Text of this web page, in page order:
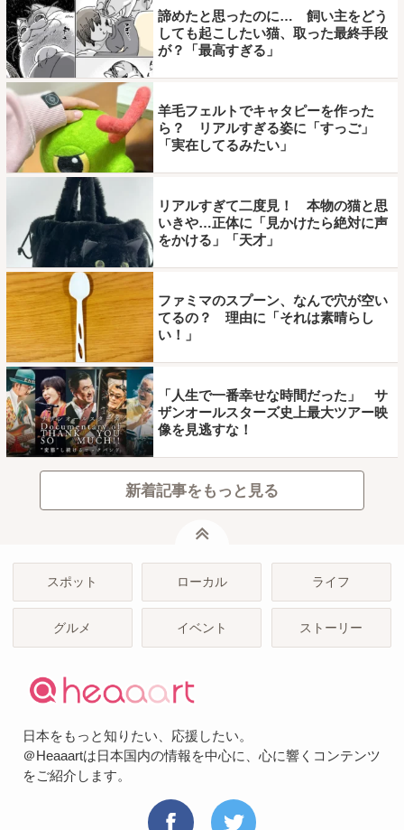
諦めたと思ったのに… 飼い主をどう
しても起こしたい猫、取った最終手段
が？「最高すぎる」
羊毛フェルトでキャタピーを作った
ら？ リアルすぎる姿に「すっご」
「実在してるみたい」
リアルすぎて二度見！ 本物の猫と思
いきや…正体に「見かけたら絶対に声
をかける」「天才」
ファミマのスプーン、なんで穴が空い
てるの？ 理由に「それは素晴らし
い！」
「人生で一番幸せな時間だった」 サ
ザンオールスターズ史上最大ツアー映
像を見逃すな！
新着記事をもっと見る
スポット ローカル ライフ
グルメ イベント ストーリー
日本をもっと知りたい、応援したい。
＠Heaaartは日本国内の情報を中心に、心に響くコンテンツ
をご紹介します。